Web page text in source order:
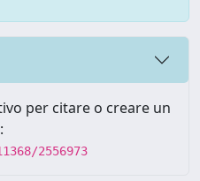
per citare o creare un
2556973